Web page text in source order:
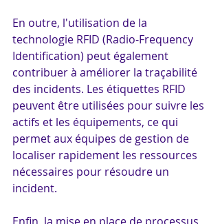
En outre, l'utilisation de la
technologie RFID (Radio-Frequency
Identification) peut également
contribuer à améliorer la traçabilité
des incidents. Les étiquettes RFID
peuvent être utilisées pour suivre les
actifs et les équipements, ce qui
permet aux équipes de gestion de
localiser rapidement les ressources
nécessaires pour résoudre un
incident.